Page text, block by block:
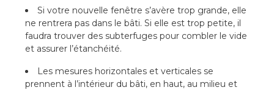
Si votre nouvelle fenêtre s’avère trop grande, elle
ne rentrera pas dans le bâti. Si elle est trop petite, il
faudra trouver des subterfuges pour combler le vide
et assurer l’étanchéité.
Les mesures horizontales et verticales se
prennent à l’intérieur du bâti, en haut, au milieu et